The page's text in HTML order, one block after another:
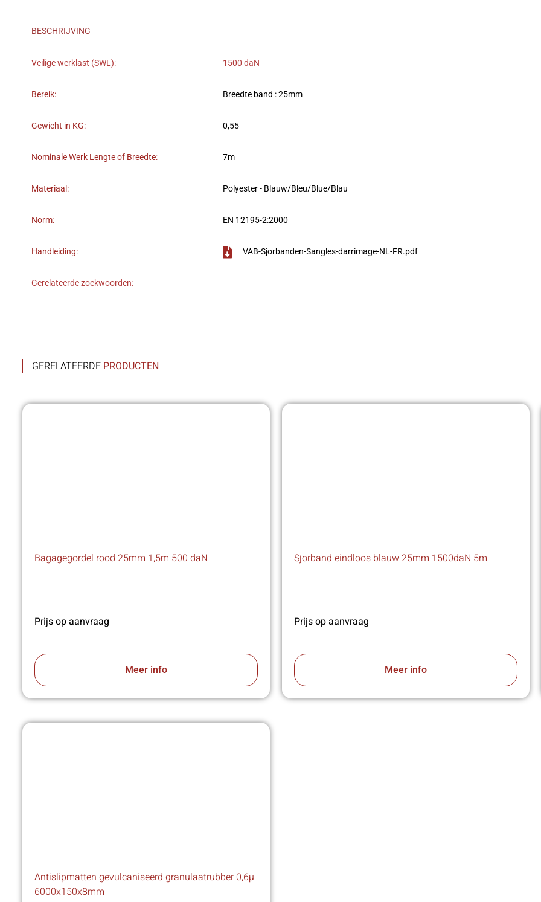
BESCHRIJVING
Veilige werklast (SWL): 1500 daN
Bereik: Breedte band : 25mm
Gewicht in KG: 0,55
Nominale Werk Lengte of Breedte: 7m
Materiaal: Polyester - Blauw/Bleu/Blue/Blau
Norm: EN 12195-2:2000
Handleiding: VAB-Sjorbanden-Sangles-darrimage-NL-FR.pdf
Gerelateerde zoekwoorden:
GERELATEERDE PRODUCTEN
Bagagegordel rood 25mm 1,5m 500 daN
Prijs op aanvraag
Meer info
Sjorband eindloos blauw 25mm 1500daN 5m
Prijs op aanvraag
Meer info
Antislipmatten gevulcaniseerd granulaatrubber 0,6µ
6000x150x8mm